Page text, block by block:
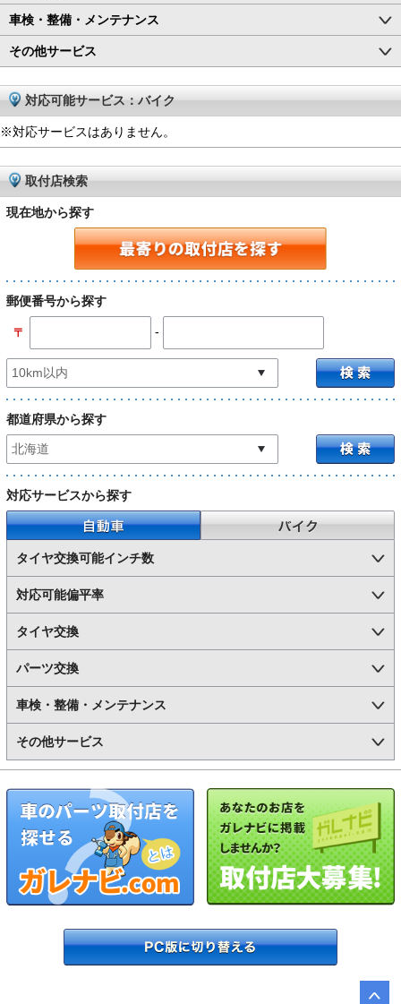
車検・整備・メンテナンス
その他サービス
対応可能サービス：バイク
※対応サービスはありません。
取付店検索
現在地から探す
郵便番号から探す
〒 -
都道府県から探す
対応サービスから探す
自動車
バイク
タイヤ交換可能インチ数
対応可能偏平率
タイヤ交換
パーツ交換
車検・整備・メンテナンス
その他サービス